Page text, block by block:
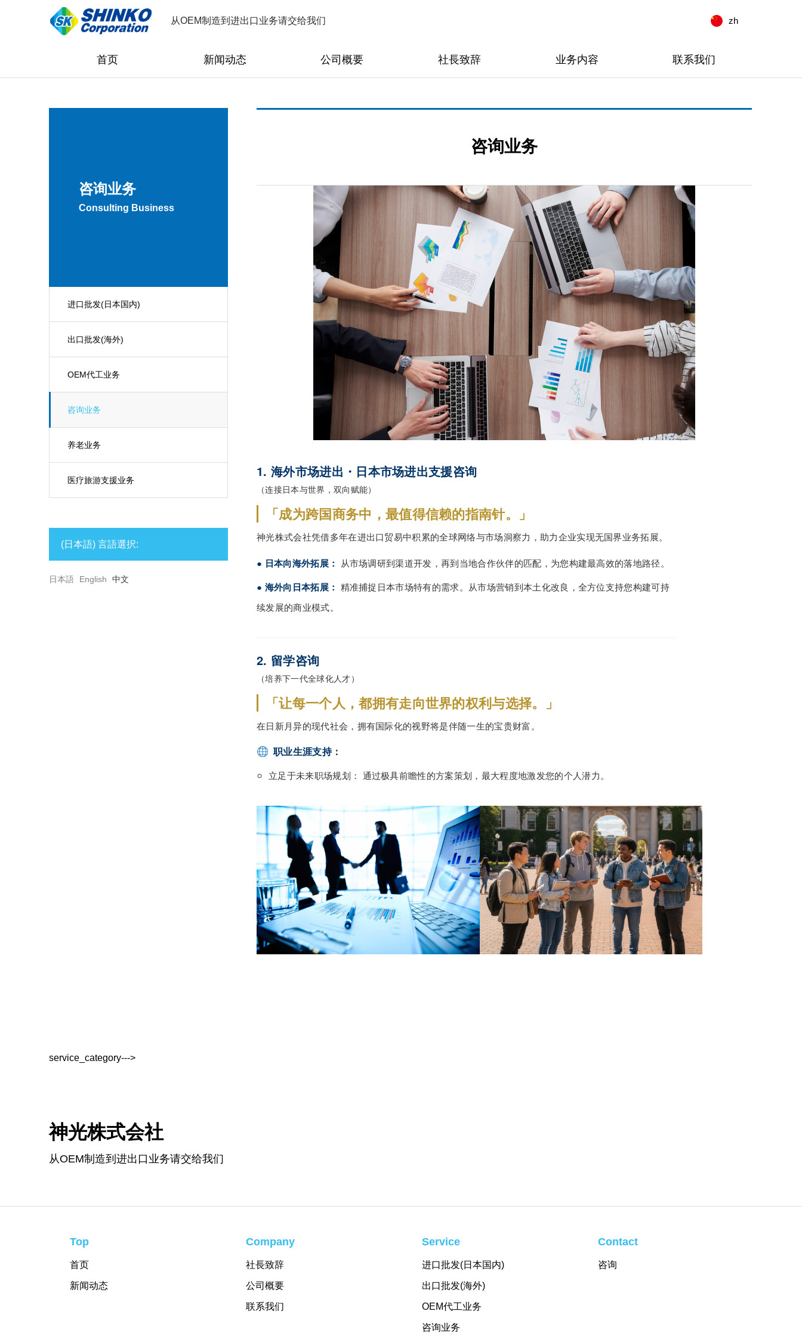
从OEM制造到进出口业务请交给我们 zh
首页 新闻动态 公司概要 社長致辞 业务内容 联系我们
service_category--->
咨询业务
Consulting Business
进口批发(日本国内)
出口批发(海外)
OEM代工业务
咨询业务
养老业务
医疗旅游支援业务
咨询业务
1. 海外市场进出・日本市场进出支援咨询
（连接日本与世界，双向赋能）
「成为跨国商务中，最值得信赖的指南针。」
神光株式会社凭借多年在进出口贸易中积累的全球网络与市场洞察力，助力企业实现无国界业务拓展。
● 日本向海外拓展： 从市场调研到渠道开发，再到当地合作伙伴的匹配，为您构建最高效的落地路径。
● 海外向日本拓展： 精准捕捉日本市场特有的需求。从市场营销到本土化改良，全方位支持您构建可持
续发展的商业模式。
2. 留学咨询
（培养下一代全球化人才）
「让每一个人，都拥有走向世界的权利与选择。」
在日新月异的现代社会，拥有国际化的视野将是伴随一生的宝贵财富。
职业生涯支持：
立足于未来职场规划： 通过极具前瞻性的方案策划，最大程度地激发您的个人潜力。
(日本語) 言語選択:
日本語 English 中文
神光株式会社
从OEM制造到进出口业务请交给我们
Top
首页
新闻动态
Company
社長致辞
公司概要
联系我们
Service
进口批发(日本国内)
出口批发(海外)
OEM代工业务
咨询业务
Contact
咨询